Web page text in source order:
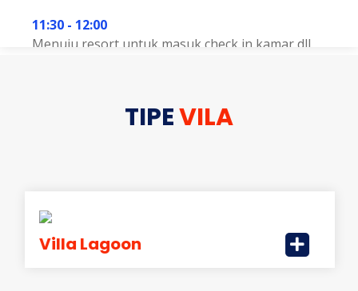
11:30 - 12:00
Menuju resort untuk masuk check in kamar dll.
sore.
17:00-19:00
TIPEVILA
Villa Lagoon